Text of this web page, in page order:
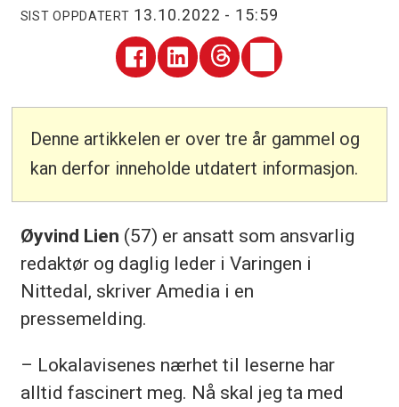
SIST OPPDATERT 13.10.2022 - 15:59
Denne artikkelen er over tre år gammel og
kan derfor inneholde utdatert informasjon.
Øyvind Lien (57) er ansatt som ansvarlig
redaktør og daglig leder i Varingen i
Nittedal, skriver Amedia i en
pressemelding.
– Lokalavisenes nærhet til leserne har
alltid fascinert meg. Nå skal jeg ta med